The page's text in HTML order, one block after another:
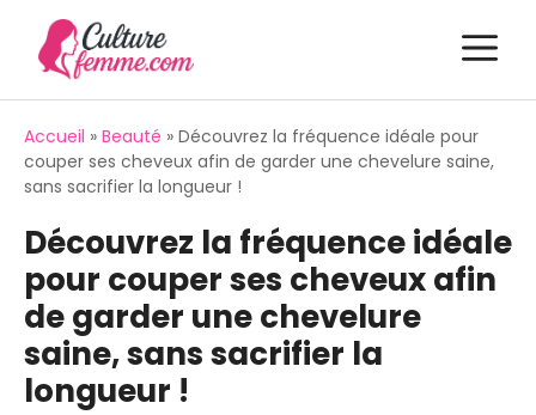
contenu
Accueil » Beauté » Découvrez la fréquence idéale pour
couper ses cheveux afin de garder une chevelure saine,
sans sacrifier la longueur !
Découvrez la fréquence idéale
pour couper ses cheveux afin
de garder une chevelure
saine, sans sacrifier la
longueur !